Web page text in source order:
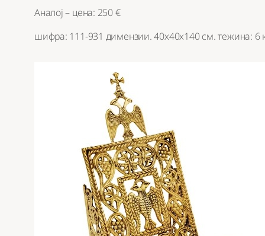
Аналој – цена: 250 €
шифра: 111-931 димензии. 40х40х140 см. тежина: 6